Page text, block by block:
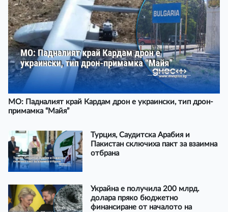
МО: Падналият край Кардам дрон е украински, тип дрон-
примамка “Майя”
Турция, Саудитска Арабия и
Пакистан сключиха пакт за взаимна
отбрана
Украйна е получила 200 млрд.
долара пряко бюджетно
финансиране от началото на